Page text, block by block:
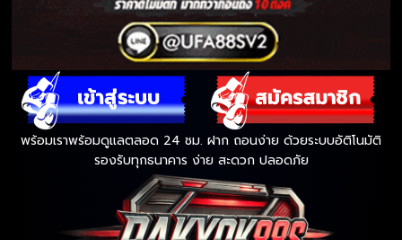
พร้อมเราพร้อมดูแลตลอด 24 ชม. ฝาก ถอนง่าย ด้วยระบบอัติโนมัติ
รองรับทุกธนาคาร ง่าย สะดวก ปลอดภัย